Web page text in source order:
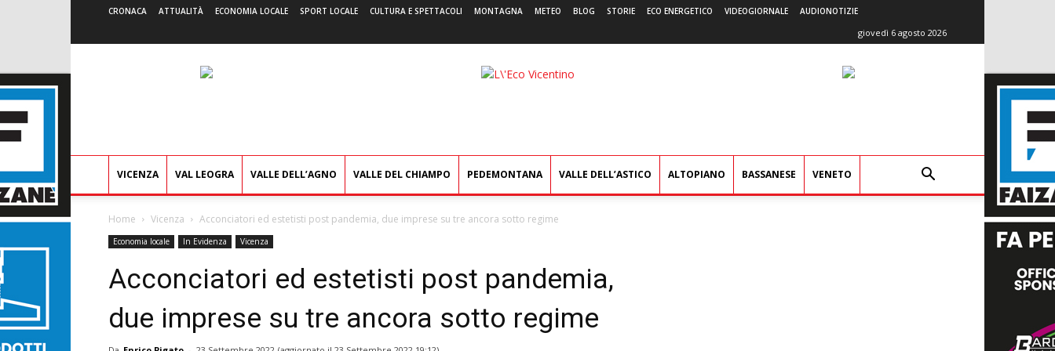
CRONACA ATTUALITÀ ECONOMIA LOCALE SPORT LOCALE CULTURA E SPETTACOLI MONTAGNA METEO BLOG STORIE ECO ENERGETICO VIDEOGIORNALE AUDIONOTIZIE
giovedì 6 agosto 2026
L'Eco
VICENZA VAL LEOGRA VALLE DELL’AGNO VALLE DEL CHIAMPO PEDEMONTANA VALLE DELL’ASTICO ALTOPIANO BASSANESE VENETO
Home Vicenza Acconciatori ed estetisti post pandemia, due imprese su tre ancora sotto regime
Economia locale In Evidenza Vicenza
Acconciatori ed estetisti post pandemia,
due imprese su tre ancora sotto regime